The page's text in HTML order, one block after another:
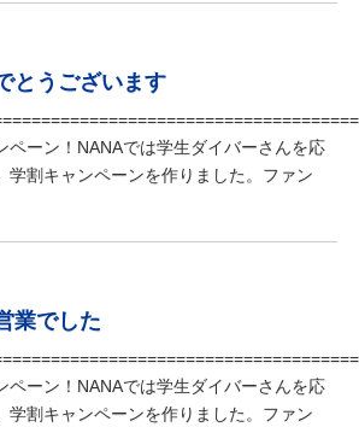
とうございます
ペーン！NANAでは学生ダイバーさんを応
学割キャンペーンを作りました。ファン
業でした
ペーン！NANAでは学生ダイバーさんを応
学割キャンペーンを作りました。ファン